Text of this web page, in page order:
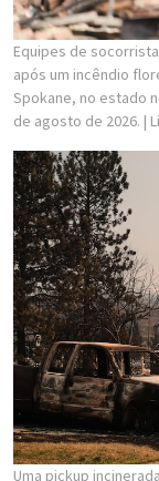
Equipes de
após um incêndio
Spokane, no estado
de agosto de 2026. |
Uma pickup